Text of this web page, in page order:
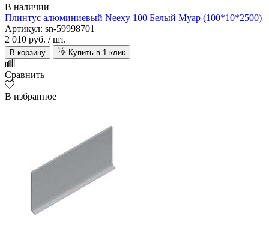
В наличии
Плинтус алюминиевый Neexy 100 Белый Муар (100*10*2500)
Артикул: sn-59998701
2 010 руб. / шт.
В корзину Купить в 1 клик
Сравнить
В избранное